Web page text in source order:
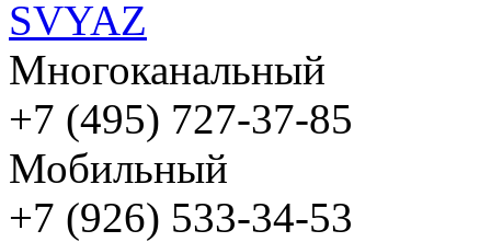
Многоканальный
+7 (495) 727-37-85
Мобильный
+7 (926) 533-34-53